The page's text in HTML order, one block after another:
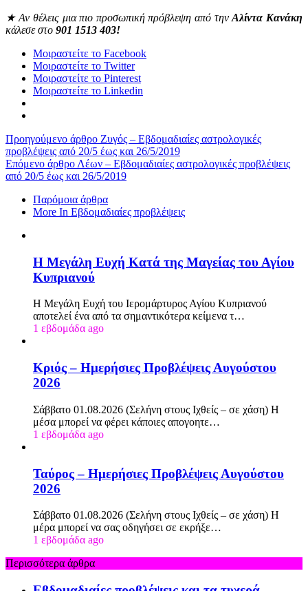
★Αν θέλεις μια πιο προσωπική πρόβλεψη από τηνΑλίντα Κανάκη
κάλεσε στο 901 1513 403!
Μοιραστείτε το Facebook
Μοιραστείτε το Twitter
Μοιραστείτε το Pinterest
Μοιραστείτε το Linkedin
Προηγούμενο άρθρο Ζυγός – Εβδομαδιαίες αστρολογικές
προβλέψεις από 20/5 έως και 26/5/2019
Επόμενο άρθρο Λέων – Εβδομαδιαίες αστρολογικές προβλέψεις
από 20/5 έως και 26/5/2019
Παρόμοια άρθρα
More In Εβδομαδιαίες προβλέψεις
Η Μεγάλη Ευχή Κατά της Μαγείας του Αγίου
Κυπριανού
Η Μεγάλη Ευχή του Ιερομάρτυρος Αγίου Κυπριανού
αποτελεί ένα από τα σημαντικότερα κείμενα τ…
1 εβδομάδα ago
Κριός – Ημερήσιες Προβλέψεις Αυγούστου
2026
Σάββατο 01.08.2026 (Σελήνη στους Ιχθείς – σε χάση) Η
μέσα μπορεί να φέρει κάποιες απογοητε…
1 εβδομάδα ago
Ταύρος – Ημερήσιες Προβλέψεις Αυγούστου
2026
Σάββατο 01.08.2026 (Σελήνη στους Ιχθείς – σε χάση) Η
μέρα μπορεί να σας οδηγήσει σε εκρήξε…
1 εβδομάδα ago
Περισσότερα άρθρα